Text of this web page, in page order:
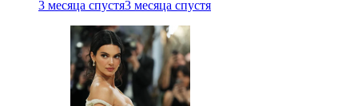
3 месяца спустя3 месяца спустя